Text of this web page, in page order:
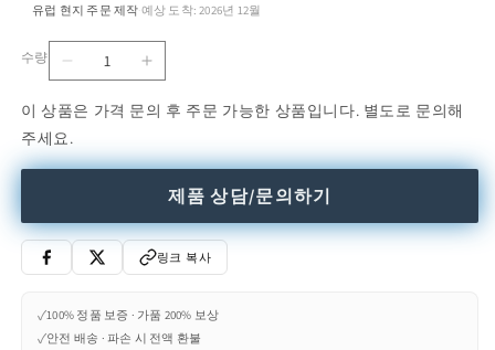
유럽 현지 주문 제작 예상 도착: 2026년 12월
량
수량
TAULA
Rectangular
marble
coffee
Info)
줄
임
TAULA
Rectangular
coffee
table
(Request
Info)
수
늘
림
이 상품은 가격 문의 후 주문 가능한 상품입니다. 별도로 문의해
주세요.
제품 상담/문의하기
링크 복사
✓100% 정품 보증 · 가품 200% 보상
✓안전 배송 · 파손 시 전액 환불